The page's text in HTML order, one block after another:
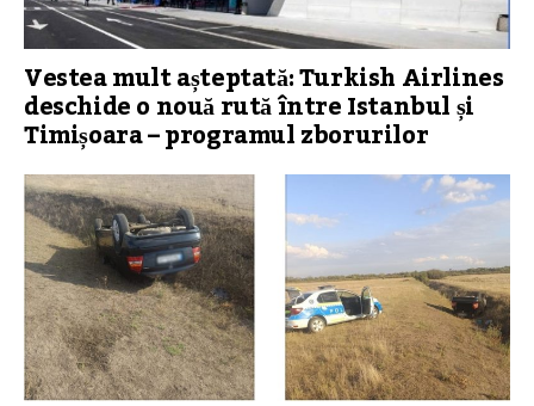
Vestea mult așteptată: Turkish Airlines
deschide o nouă rută între Istanbul și
Timișoara – programul zborurilor